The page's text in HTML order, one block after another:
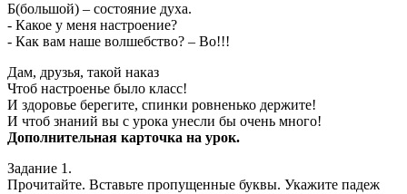
Б(большой) – состояние духа.
- Какое у меня настроение?
- Как вам наше волшебство? – Во!!!
Дам, друзья, такой наказ
Чтоб настроенье было класс!
И здоровье берегите, спинки ровненько держите!
И чтоб знаний вы с урока унесли бы очень много!
Дополнительная карточка на урок.
Задание 1.
Прочитайте. Вставьте пропущенные буквы. Укажите падеж